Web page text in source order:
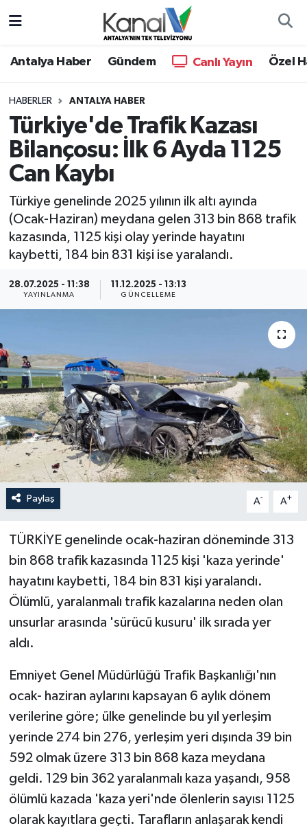
Antalya Haber Gündem Canlı Yayın Özel
HABERLER ANTALYA HABER
Türkiye'de Trafik Kazası
Bilançosu: İlk 6 Ayda 1125
Can Kaybı
Türkiye genelinde 2025 yılının ilk altı ayında
(Ocak-Haziran) meydana gelen 313 bin 868 trafik
kazasında, 1125 kişi olay yerinde hayatını
kaybetti, 184 bin 831 kişi ise yaralandı.
28.07.2025 - 11:38
YAYINLANMA
11.12.2025 - 13:13
GÜNCELLEME
Paylaş A- A+
TÜRKİYE genelinde ocak-haziran döneminde 313
bin 868 trafik kazasında 1125 kişi 'kaza yerinde'
hayatını kaybetti, 184 bin 831 kişi yaralandı.
Ölümlü, yaralanmalı trafik kazalarına neden olan
unsurlar arasında 'sürücü kusuru' ilk sırada yer
aldı.
Emniyet Genel Müdürlüğü Trafik Başkanlığı'nın
ocak- haziran aylarını kapsayan 6 aylık dönem
verilerine göre; ülke genelinde bu yıl yerleşim
yerinde 274 bin 276, yerleşim yeri dışında 39 bin
592 olmak üzere 313 bin 868 kaza meydana
geldi. 129 bin 362 yaralanmalı kaza yaşandı, 958
ölümlü kazada 'kaza yeri'nde ölenlerin sayısı 1125
olarak kayıtlara geçti. Tarafların anlaşarak kendi
Antalya Haber
Dünya
Eğitim
Gündem
Günün Manşetleri
Haber Kuşakları
KANALV Spor
Kültür Sanat
Magazin
Öğle Bülteni
Sağlık
Siyaset
Sosyal medya
Spor
Televizyon
Turizm
Yaşam
Hava Durumu
Trafik Durumu
Süper Lig Puan Durumu ve Fikstür
Son Dakika Haberleri
Haber Arşivi